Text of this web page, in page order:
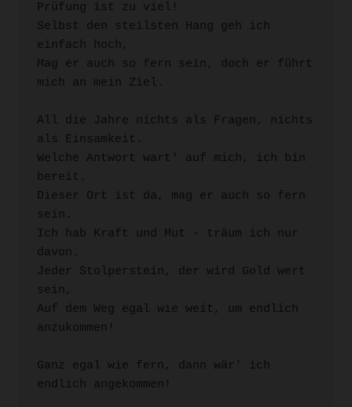
Prüfung ist zu viel!
Selbst den steilsten Hang geh ich
einfach hoch,
Mag er auch so fern sein, doch er führt
mich an mein Ziel.
All die Jahre nichts als Fragen, nichts
als Einsamkeit.
Welche Antwort wart' auf mich, ich bin
bereit.
Dieser Ort ist da, mag er auch so fern
sein.
Ich hab Kraft und Mut - träum ich nur
davon.
Jeder Stolperstein, der wird Gold wert
sein,
Auf dem Weg egal wie weit, um endlich
anzukommen!
Ganz egal wie fern, dann wär' ich
endlich angekommen!